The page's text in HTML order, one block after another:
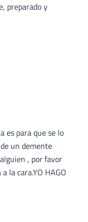
preparado y
es para que se lo
un demente
, por favor
la cara.YO HAGO